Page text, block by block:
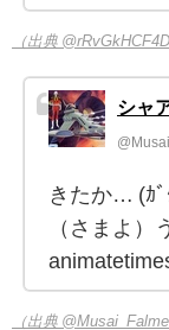
（出典
シャ
きたか… (ｶ
（さまよ）
（出典 @Musai_Falmel